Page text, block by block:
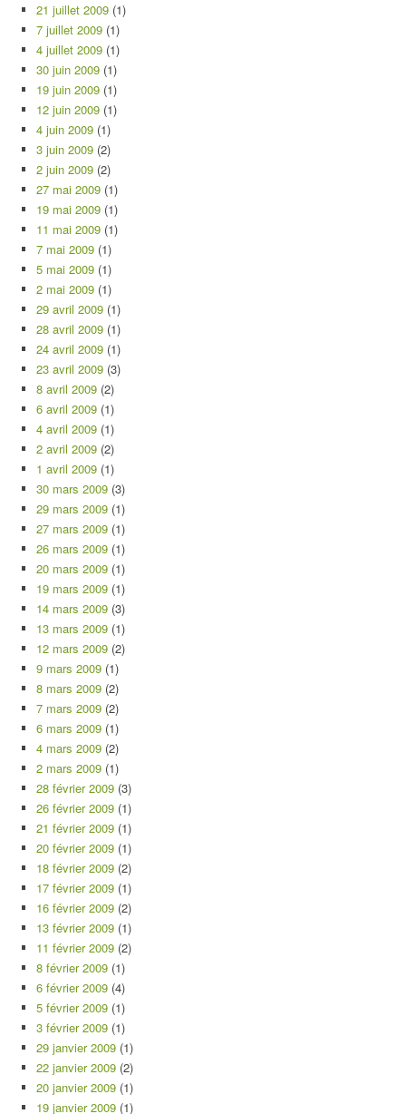
21 juillet 2009 (1)
7 juillet 2009 (1)
4 juillet 2009 (1)
30 juin 2009 (1)
19 juin 2009 (1)
12 juin 2009 (1)
4 juin 2009 (1)
3 juin 2009 (2)
2 juin 2009 (2)
27 mai 2009 (1)
19 mai 2009 (1)
11 mai 2009 (1)
7 mai 2009 (1)
5 mai 2009 (1)
2 mai 2009 (1)
29 avril 2009 (1)
28 avril 2009 (1)
24 avril 2009 (1)
23 avril 2009 (3)
8 avril 2009 (2)
6 avril 2009 (1)
4 avril 2009 (1)
2 avril 2009 (2)
1 avril 2009 (1)
30 mars 2009 (3)
29 mars 2009 (1)
27 mars 2009 (1)
26 mars 2009 (1)
20 mars 2009 (1)
19 mars 2009 (1)
14 mars 2009 (3)
13 mars 2009 (1)
12 mars 2009 (2)
9 mars 2009 (1)
8 mars 2009 (2)
7 mars 2009 (2)
6 mars 2009 (1)
4 mars 2009 (2)
2 mars 2009 (1)
28 février 2009 (3)
26 février 2009 (1)
21 février 2009 (1)
20 février 2009 (1)
18 février 2009 (2)
17 février 2009 (1)
16 février 2009 (2)
13 février 2009 (1)
11 février 2009 (2)
8 février 2009 (1)
6 février 2009 (4)
5 février 2009 (1)
3 février 2009 (1)
29 janvier 2009 (1)
22 janvier 2009 (2)
20 janvier 2009 (1)
19 janvier 2009 (1)